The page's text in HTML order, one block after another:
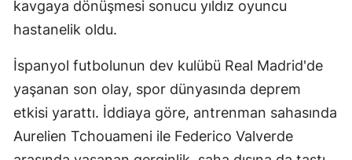
kavgaya dönüşmesi sonucu yıldız oyuncu
hastanelik oldu.
İspanyol futbolunun dev kulübü Real Madrid'de
yaşanan son olay, spor dünyasında deprem
etkisi yarattı. İddiaya göre, antrenman sahasında
Aurelien Tchouameni ile Federico Valverde